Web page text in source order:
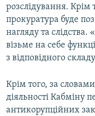
розслідування. Крім
прокуратура буде
нагляду та
візьме на себе
з відповідного
Крім того, за
діяльності Кабміну
антикорупційних